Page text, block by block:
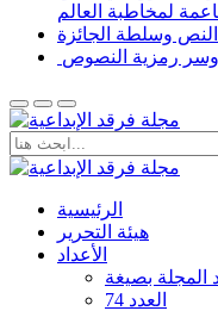
النص وسلطة الجائزة
وسر رمزية النصوص
الرئيسية
هيئة التحرير
الأعداد
العدد 74